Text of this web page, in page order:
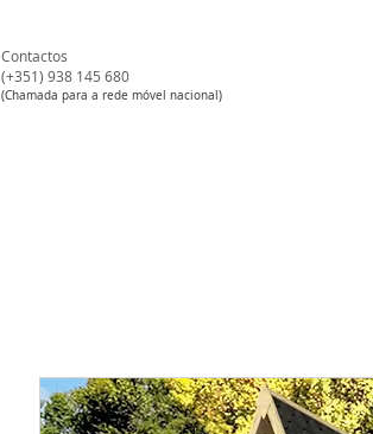
Contactos
(+351) 938 145 680​
(Chamada para a rede móvel nacional)